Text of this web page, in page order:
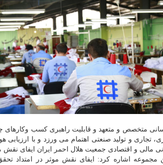
متخصص و متعهد و قابلیت راهبری کسب وکارهای
و تولید صنعتی اهتمام می ورزد و با ارزیابی
مالی و اقتصادی جمعیت هلال احمر ایران ایفای نقش
اشاره کرد: ایفای نقش موثر در امتداد